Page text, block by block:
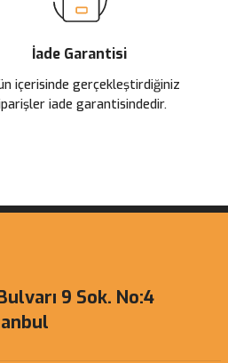
İade Garantisi
içerisinde gerçekleştirdiğiniz
iade garantisindedir.
9 Sok. No:4